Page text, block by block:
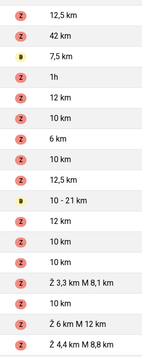
Z 12,5 km
Z 42 km
B 7,5 km
Z 1h
Z 12 km
Z 10 km
Z 6 km
Z 10 km
Z 12,5 km
B 10 - 21 km
Z 12 km
Z 10 km
Z 10 km
Z Ž 3,3 km M 8,1 km
Z 10 km
Z Ž 6 km M 12 km
Z Ž 4,4 km M 8,8 km